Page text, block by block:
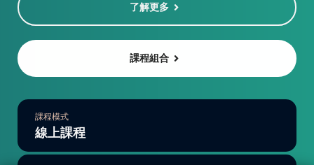
了解更多
課程組合
課程模式
線上課程